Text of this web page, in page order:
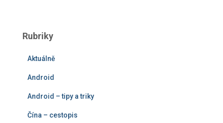
d
Rubriky
Aktuálně
Android
Android – tipy a triky
Čína – cestopis